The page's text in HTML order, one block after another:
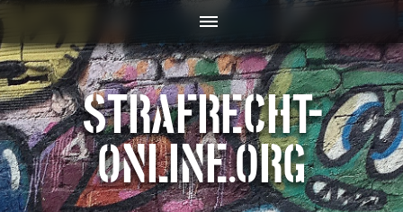
STRAFRECHT-
ONLINE.ORG